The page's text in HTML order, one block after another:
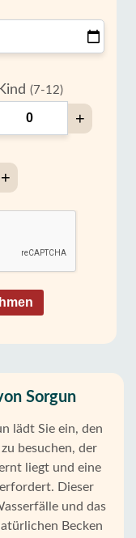
Kind (7-12)
+
+
Sorgun
lädt Sie ein, den
besuchen, der
liegt und eine
Dieser
und das
Becken